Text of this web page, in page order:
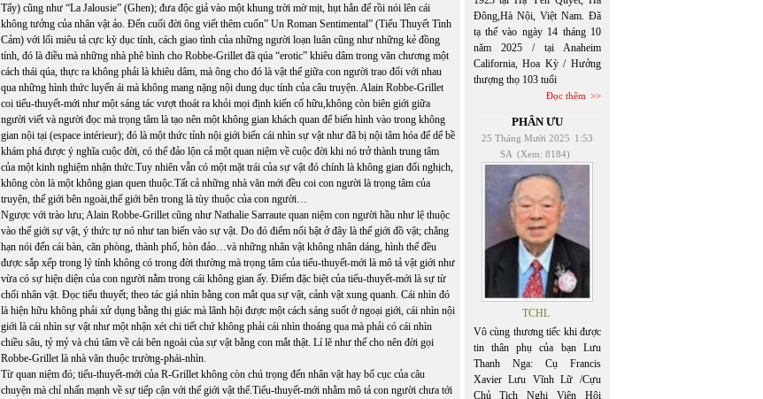
Tẩy) cũng như “La Jalousie” (Ghen); đưa độc giả vào một khung trời mờ mịt, hụt hẳn để rồi nói lên cái
không tưởng của nhân vật ảo. Đến cuối đời ông viết thêm cuốn” Un Roman Sentimental” (Tiểu Thuyết Tình
Cảm) với lối miêu tả cực kỳ dục tính, cách giao tình của những người loạn luân cũng như những kẻ đồng
tính, đó là điều mà những nhà phê bình cho Robbe-Grillet đã qúa “erotic” khiêu dâm trong văn chương một
cách thái qúa, thực ra không phải là khiêu dâm, mà ông cho đó là vật thể giữa con người trao đổi với nhau
qua những hình thức luyến ái mà không mang nặng nội dung dục tính của câu truyện. Alain Robbe-Grillet
coi tiểu-thuyết-mới như một sáng tác vượt thoát ra khỏi mọi định kiến cố hữu,không còn biên giới giữa
người viết và người đọc mà trọng tâm là tạo nên một không gian khách quan để biến hình vào trong không
gian nội tại (espace intérieur); đó là một thức tỉnh nội giới biến cái nhìn sự vật như đã bị nội tâm hóa để dể bề
khám phá được ý nghĩa cuộc đời, có thể đảo lộn cả một quan niệm về cuộc đời khi nó trở thành trung tâm
của một kinh nghiệm nhận thức.Tuy nhiên vẫn có một mặt trái của sự vật đó chính là không gian đối nghịch,
không còn là một không gian quen thuộc.Tất cả những nhà văn mới đều coi con người là trọng tâm của
truyện, thế giới bên ngoài,thế giới bên trong là tùy thuộc của con người…
Ngược với trào lưu; Alain Robbe-Grillet cũng như Nathalie Sarraute quan niệm con người hầu như lệ thuộc
vào thế giới sự vật, ý thức tự nó như tan biến vào sự vật. Do đó điểm nổi bật ở đây là thế giới đồ vật; chẳng
hạn nói đến cái bàn, căn phòng, thành phố, hòn đảo…và những nhân vật không nhân dáng, hình thể đều
được sắp xếp trong lý tính không có trong đời thường mà trọng tâm của tiểu-thuyết-mới là mô tả vật giới như
vừa có sự hiện diện của con người nằm trong cái không gian ấy. Điểm đặc biệt của tiểu-thuyết-mới là sự từ
chối nhân vật. Đọc tiểu thuyết; theo tác giả nhìn bằng con mắt qua sự vật, cảnh vật xung quanh. Cái nhìn đó
là hiện hữu không phải xử dụng bằng thị giác mà lãnh hội được một cách sáng suốt ở ngoại giới, cái nhìn nội
giới là cái nhìn sự vật như một nhận xét chi tiết chứ không phải cái nhìn thoáng qua mà phải có cái nhìn
chiều sâu, tỷ mỷ và chú tâm về cái bên ngoài của sự vật bằng con mắt thật. Lí lẽ như thế cho nên đời gọi
Robbe-Grillet là nhà văn thuộc trường-phái-nhìn.
Từ quan niệm đó; tiểu-thuyết-mới của R-Grillet không còn chú trọng đến nhân vật hay bố cục của câu
chuyện mà chỉ nhấn mạnh về sự tiếp cận với thế giới vật thể.Tiểu-thuyết-mới nhằm mô tả con người chưa tới
Đông,Hà Nội, Việt Nam. Đã
tạ thế vào ngày 14 tháng 10
năm 2025 / tại Anaheim
California, Hoa Kỳ / Hưởng
thượng thọ 103 tuổi
Đọc thêm
PHÂN ƯU
25 Tháng Mười 2025 1:53
SA (Xem: 8184)
TCHL
Vô cùng thương tiếc khi được
tin thân phụ của bạn Lưu
Thanh Nga: Cụ Francis
Xavier Lưu Vĩnh Lữ /Cựu
Chủ Tịch Nghị Viên Hội